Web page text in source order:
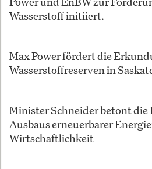
Wasserstoff initiiert.
Max Power fördert die
Wasserstoffreserven in
Minister Schneider betont die
Ausbaus erneuerbarer
Wirtschaftlichkeit